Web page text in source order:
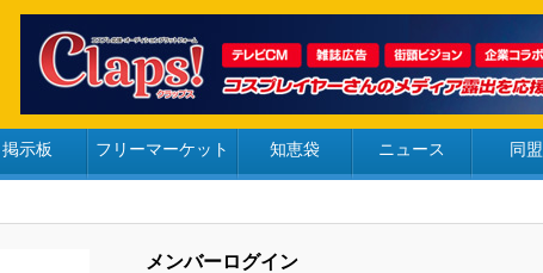
掲示板 フリーマーケット 知恵袋 ニュース 同盟
メンバーログイン